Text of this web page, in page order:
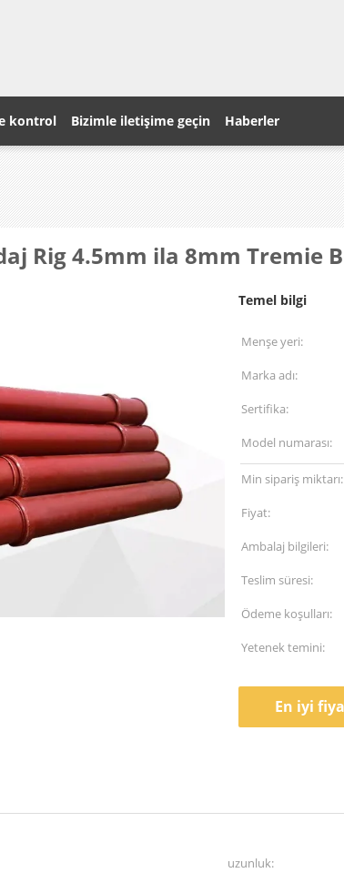
kontrol Bizimle iletişime geçin Haberler
Rig 4.5mm ila 8mm Tremie
Temel bilgi
Menşe yeri:
Marka adı:
Sertifika:
Model numarası:
Min sipariş miktarı:
Fiyat:
Ambalaj bilgileri:
Teslim süresi:
Ödeme koşulları:
Yetenek temini:
En iyi
uzunluk: